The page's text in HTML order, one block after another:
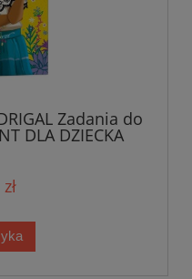
Zadania do
DLA DZIECKA